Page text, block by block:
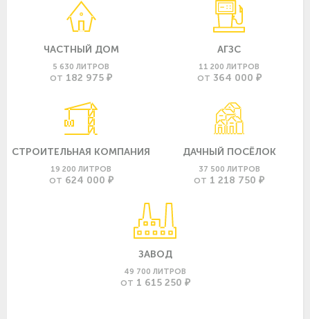
ЧАСТНЫЙ ДОМ
5 630 ЛИТРОВ
ОТ 182 975 ₽
АГЗС
11 200 ЛИТРОВ
ОТ 364 000 ₽
СТРОИТЕЛЬНАЯ КОМПАНИЯ
19 200 ЛИТРОВ
ОТ 624 000 ₽
ДАЧНЫЙ ПОСЁЛОК
37 500 ЛИТРОВ
ОТ 1 218 750 ₽
ЗАВОД
49 700 ЛИТРОВ
ОТ 1 615 250 ₽